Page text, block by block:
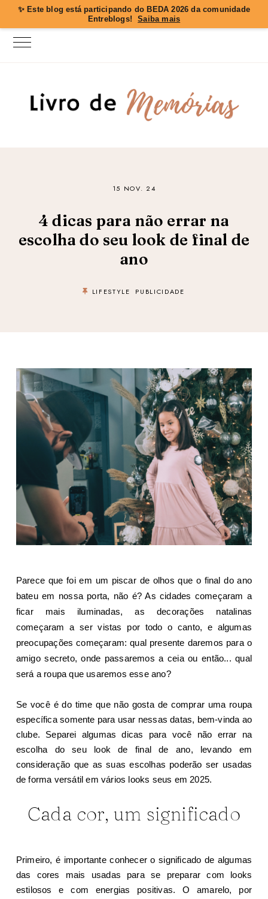
✨ Este blog está participando do BEDA 2026 da comunidade
Entreblogs!
Saiba mais
15 NOV. 24
4 dicas para não errar na
escolha do seu look de final de
ano
LIFESTYLE PUBLICIDADE
Parece que foi em um piscar de olhos que o final do ano
bateu em nossa porta, não é? As cidades começaram a
ficar mais iluminadas, as decorações natalinas
começaram a ser vistas por todo o canto, e algumas
preocupações começaram: qual presente daremos para o
amigo secreto, onde passaremos a ceia ou então... qual
será a roupa que usaremos esse ano?
Se você é do time que não gosta de comprar uma roupa
específica somente para usar nessas datas, bem-vinda ao
clube. Separei algumas dicas para você não errar na
escolha do seu look de final de ano, levando em
consideração que as suas escolhas poderão ser usadas
de forma versátil em vários looks seus em 2025.
Cada cor, um significado
Primeiro, é importante conhecer o significado de algumas
das cores mais usadas para se preparar com looks
estilosos e com energias positivas. O amarelo, por